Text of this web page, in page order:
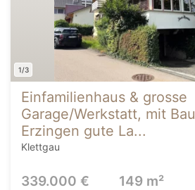
1/3
Einfamilienhaus & grosse
Garage/Werkstatt, mit
Erzingen gute La...
Klettgau
339.000 € 149 m²